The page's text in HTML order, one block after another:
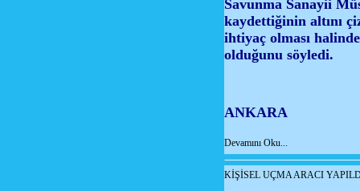
Savunma Sanayii
kaydettiğinin altını
ihtiyaç olması
olduğunu söyledi.
ANKARA
Devamını Oku...
KİŞİSEL UÇMA ARACI